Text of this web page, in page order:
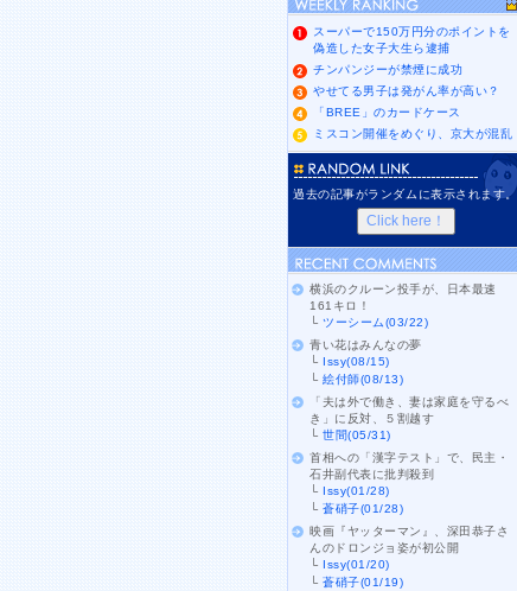
スーパーで150万円分のポイントを
偽造した女子大生ら逮捕
チンパンジーが禁煙に成功
やせてる男子は発がん率が高い？
「BREE」のカードケース
ミスコン開催をめぐり、京大が混乱
過去の記事がランダムに表示されます。
横浜のクルーン投手が、日本最速
161キロ！
└ツーシーム(03/22)
青い花はみんなの夢
└ Issy(08/15)
└絵付師(08/13)
「夫は外で働き、妻は家庭を守るべ
き」に反対、５割越す
└世間(05/31)
首相への「漢字テスト」で、民主・
石井副代表に批判殺到
└ Issy(01/28)
└蒼硝子(01/28)
映画『ヤッターマン』、深田恭子さ
んのドロンジョ姿が初公開
└ Issy(01/20)
└蒼硝子(01/19)